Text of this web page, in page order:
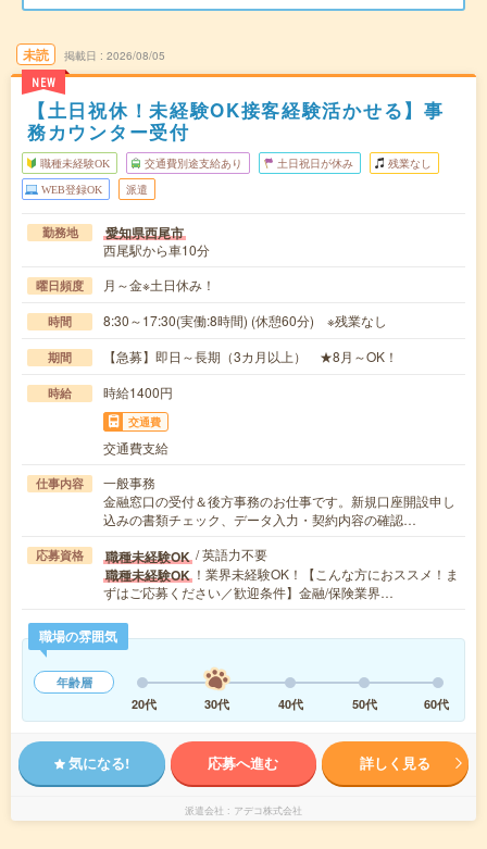
未読
NEW
掲載日 2026/08/05
【土日祝休！未経験OK接客経験活かせる】事
務カウンター受付
職種未経験OK 交通費別途支給あり 土日祝日が休み 残業なし
WEB登録OK 派遣
勤務地 愛知県西尾市
西尾駅から車10分
曜日頻度 月～金※土日休み！
時間 8:30～17:30(実働:8時間) (休憩60分) ※残業なし
期間 【急募】即日～長期（3カ月以上） ★8月～OK！
時給 時給1400円
交通費
交通費支給
仕事内容
一般事務
金融窓口の受付＆後方事務のお仕事です。新規口座開設申し
込みの書類チェック、データ入力・契約内容の確認…
応募資格 職種未経験OK / 英語力不要
職種未経験OK ！業界未経験OK！【こんな方におススメ！ま
ずはご応募ください／歓迎条件】金融/保険業界…
職場の雰囲気
年齢層
20代
30代 40代 50代 60代
気になる! 応募へ進む 詳しく見る
派遣会社 アデコ株式会社